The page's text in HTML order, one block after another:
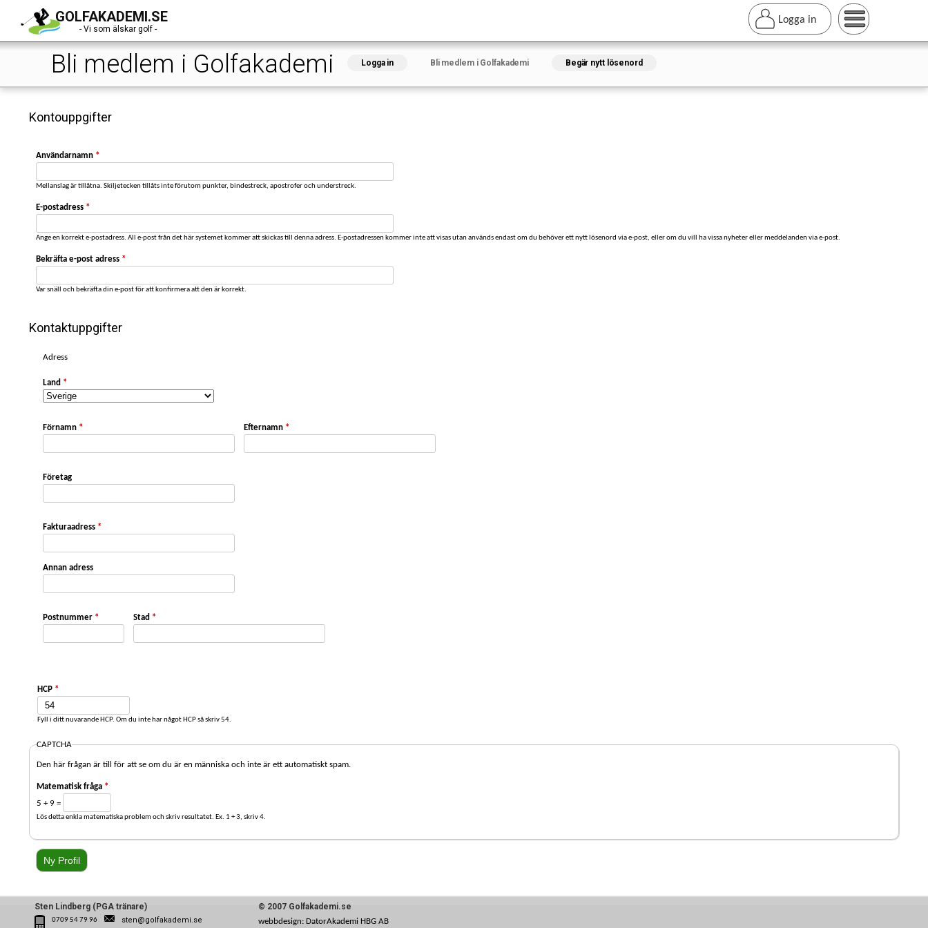
huvudinnehåll
Logga in
GOLFAKADEMI.SE
- Vi som älskar golf -
Bli medlem i Golfakademi Logga in Bli medlem i Golfakademi Begär nytt lösenord
Kontouppgifter
Användarnamn *
Mellanslag är tillåtna. Skiljetecken tillåts inte förutom punkter, bindestreck, apostrofer och understreck.
E-postadress *
Ange en korrekt e-postadress. All e-post från det här systemet kommer att skickas till denna adress. E-postadressen kommer inte att visas utan används endast om du behöver ett nytt lösenord via e-post, eller om du vill ha vissa nyheter eller meddelanden via e-post.
Bekräfta e-post adress *
Var snäll och bekräfta din e-post för att konfirmera att den är korrekt.
Kontaktuppgifter
Adress
Land *
Förnamn * Efternamn *
Företag
Fakturaadress *
Annan adress
Postnummer * Stad *
HCP *
Fyll i ditt nuvarande HCP. Om du inte har något HCP så skriv 54.
CAPTCHA
Den här frågan är till för att se om du är en människa och inte är ett automatiskt spam.
Matematisk fråga *
5 + 9 =
Lös detta enkla matematiska problem och skriv resultatet. Ex. 1 + 3, skriv 4.
Sten Lindberg (PGA tränare)
0709 54 79 96 sten@golfakademi.se
© 2007 Golfakademi.se
webbdesign: DatorAkademi HBG AB